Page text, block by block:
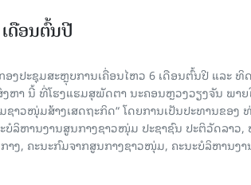
ດືອນຕົ້ນປີ
ປະຊຸມສະຫຼຸບການເຄື່ອນໄຫວ 6 ເດືອນຕົ້ນປີ ແລະ ທິ
ຫາ ນີ້ ທີ່ໂຮງແຮມສຸພັດຕາ ນະຄອນຫຼວງວຽງຈັນ ພາຍ
າວໜຸ່ມສ້າງເສດຖະກິດ“ ໂດຍການເປັນປະທານຂອງ
ບໍລິຫານງານສູນກາງຊາວໜຸ່ມ ປະຊາຊົນ ປະຕິວັດລາວ,
ງ, ຄະນະກົມຈາກສູນກາງຊາວໜຸ່ມ, ຄະນະບໍລິຫານງາ